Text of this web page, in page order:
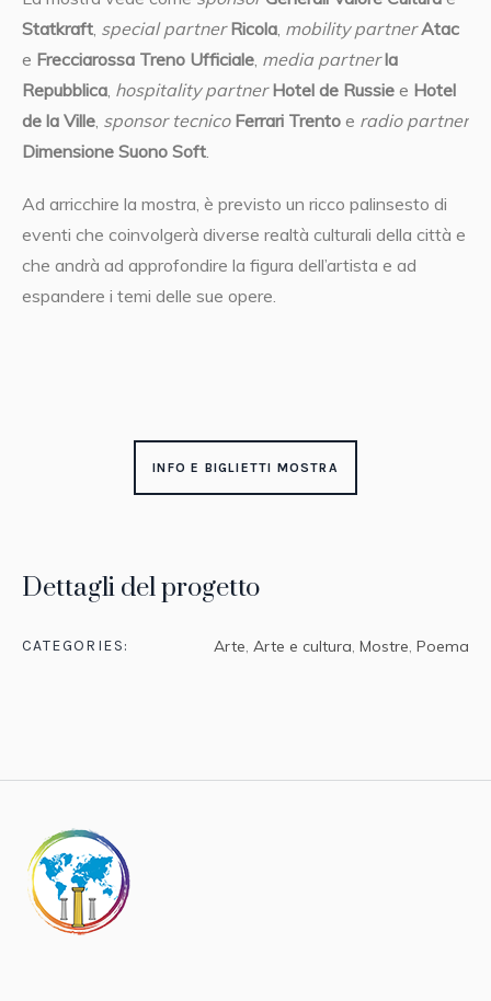
Dettagli del progetto
CATEGORIES: Arte, Arte e cultura, Mostre, Poema
Statkraft, special partner Ricola, mobility partner Atac
e Frecciarossa Treno Ufficiale, media partner la
Repubblica, hospitality partner Hotel de Russiee Hotel
de la Ville, sponsor tecnico Ferrari Trentoe radio partner
Dimensione Suono Soft.
Ad arricchire la mostra, è previsto un ricco palinsesto di
eventi che coinvolgerà diverse realtà culturali della città e
che andrà ad approfondire la figura dell’artista e ad
espandere i temi delle sue opere.
INFO E BIGLIETTI MOSTRA